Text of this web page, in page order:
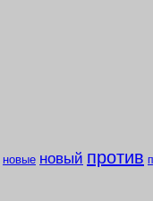
новые новый против